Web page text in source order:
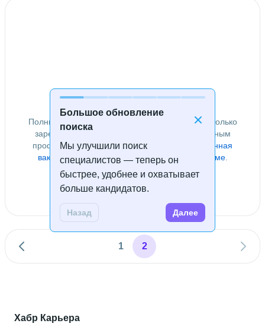
Большое обновление
поиска
Мы улучшили поиск
специалистов — теперь он
быстрее, удобнее и охватывает
больше кандидатов.
Назад Далее
Полный поиск по базе специалистов доступен только
зарегистрированным пользователям с созданным
профилем компании, у которых есть
размещённая
вакансияили приобретёндоступ к базе резюме.
Войти Зарегистрироваться
1 2
Хабр Карьера